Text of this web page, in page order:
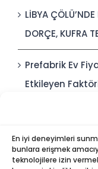
En iyi deneyimleri
bunlara erişmek
teknolojilere izin
LİBYA
DORÇE, KUFRA
Prefabrik Ev
Etkileyen
Polis
Edilebilir Kamu